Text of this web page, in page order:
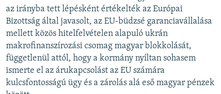
az irányba tett lépésként értékelték az Európai
Bizottság által javasolt, az EU-büdzsé garanciavállalása
mellett közös hitelfelvételen alapuló ukrán
makrofinanszírozási csomag magyar blokkolását,
függetlenül attól, hogy a kormány nyíltan sohasem
ismerte el az árukapcsolást az EU számára
kulcsfontosságú ügy és a zárolás alá eső magyar pénzek